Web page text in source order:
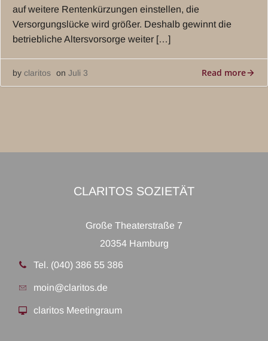
auf weitere Rentenkürzungen einstellen, die
Versorgungslücke wird größer. Deshalb gewinnt die
betriebliche Altersvorsorge weiter […]
by claritos on Juli 3 Read more
CLARITOS SOZIETÄT
Große Theaterstraße 7
20354 Hamburg
Tel. (040) 386 55 386
moin@claritos.de
claritos Meetingraum